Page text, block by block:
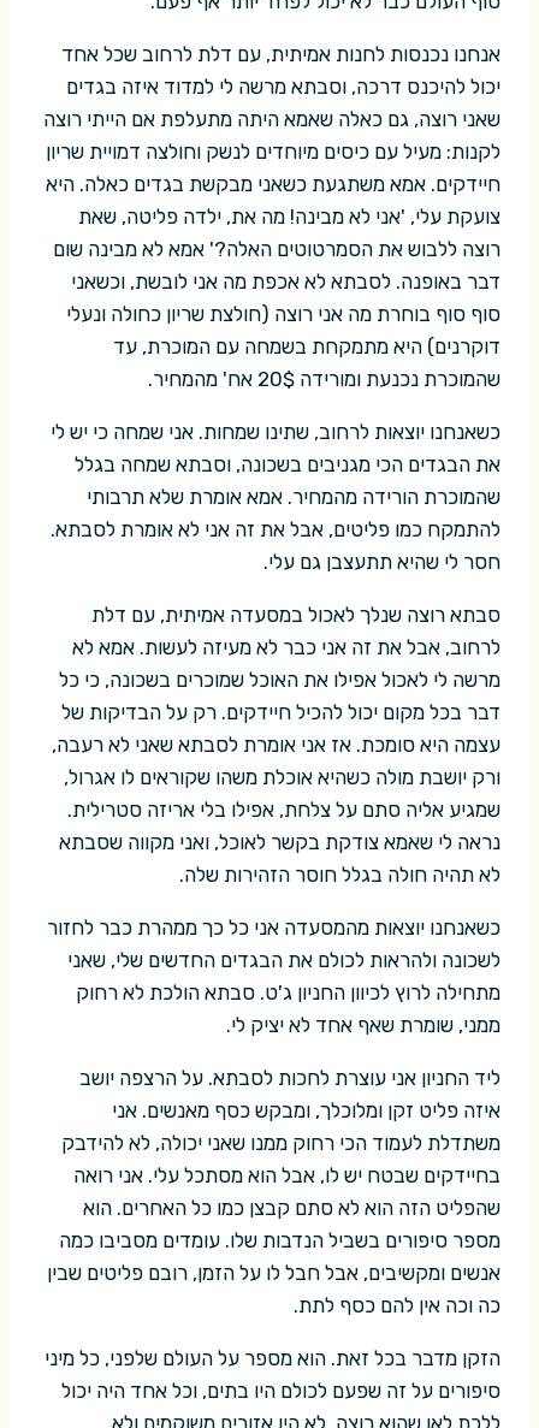
אנחנו נכנסות לחנות אמיתית, עם דלת לרחוב שכל אחד
יכול להיכנס דרכה, וסבתא מרשה לי למדוד איזה בגדים
שאני רוצה, גם כאלה שאמא היתה מתעלפת אם הייתי רוצה
לקנות: מעיל עם כיסים מיוחדים לנשק וחולצה דמויית שריון
חיידקים. אמא משתגעת כשאני מבקשת בגדים כאלה. היא
צועקת עלי, 'אני לא מבינה! מה את, ילדה פליטה, שאת
רוצה ללבוש את הסמרטוטים האלה?' אמא לא מבינה שום
דבר באופנה. לסבתא לא אכפת מה אני לובשת, וכשאני
סוף סוף בוחרת מה אני רוצה (חולצת שריון כחולה ונעלי
דוקרנים) היא מתמקחת בשמחה עם המוכרת, עד
שהמוכרת נכנעת ומורידה 20$ אח' מהמחיר.
כשאנחנו יוצאות לרחוב, שתינו שמחות. אני שמחה כי יש לי
את הבגדים הכי מגניבים בשכונה, וסבתא שמחה בגלל
שהמוכרת הורידה מהמחיר. אמא אומרת שלא תרבותי
להתמקח כמו פליטים, אבל את זה אני לא אומרת לסבתא.
חסר לי שהיא תתעצבן גם עלי.
סבתא רוצה שנלך לאכול במסעדה אמיתית, עם דלת
לרחוב, אבל את זה אני כבר לא מעיזה לעשות. אמא לא
מרשה לי לאכול אפילו את האוכל שמוכרים בשכונה, כי כל
דבר בכל מקום יכול להכיל חיידקים. רק על הבדיקות של
עצמה היא סומכת. אז אני אומרת לסבתא שאני לא רעבה,
ורק יושבת מולה כשהיא אוכלת משהו שקוראים לו אגרול,
שמגיע אליה סתם על צלחת, אפילו בלי אריזה סטרילית.
נראה לי שאמא צודקת בקשר לאוכל, ואני מקווה שסבתא
לא תהיה חולה בגלל חוסר הזהירות שלה.
כשאנחנו יוצאות מהמסעדה אני כל כך ממהרת כבר לחזור
לשכונה ולהראות לכולם את הבגדים החדשים שלי, שאני
מתחילה לרוץ לכיוון החניון ג'ט. סבתא הולכת לא רחוק
ממני, שומרת שאף אחד לא יציק לי.
ליד החניון אני עוצרת לחכות לסבתא. על הרצפה יושב
איזה פליט זקן ומלוכלך, ומבקש כסף מאנשים. אני
משתדלת לעמוד הכי רחוק ממנו שאני יכולה, לא להידבק
בחיידקים שבטח יש לו, אבל הוא מסתכל עלי. אני רואה
שהפליט הזה הוא לא סתם קבצן כמו כל האחרים. הוא
מספר סיפורים בשביל הנדבות שלו. עומדים מסביבו כמה
אנשים ומקשיבים, אבל חבל לו על הזמן, רובם פליטים שבין
כה וכה אין להם כסף לתת.
הזקן מדבר בכל זאת. הוא מספר על העולם שלפני, כל מיני
סיפורים על זה שפעם לכולם היו בתים, וכל אחד היה יכול